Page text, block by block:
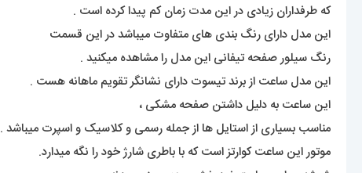
که طرفداران زیادی در این مدت زمان کم پیدا کرده است .
این مدل دارای رنگ بندی های متفاوت میباشد در این قسمت
رنگ سیلور صفحه تیفانی این مدل را مشاهده میکنید .
این مدل ساعت از برند تیسوت دارای نشانگر تقویم ماهانه هست .
این ساعت به دلیل داشتن صفحه مشکی ،
مناسب بسیاری از استایل ها از جمله رسمی و کلاسیک و اسپرت میباشد .
موتور این ساعت کوارتز است که با باطری شارژ خود را نگه میدارد.